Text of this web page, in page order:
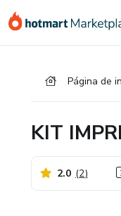
Página de
KIT
2.0 (2)